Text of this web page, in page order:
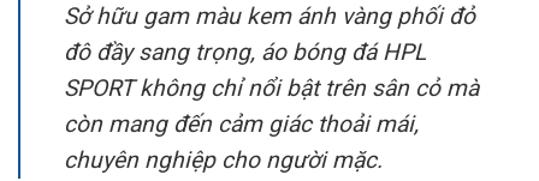
Sở hữu gam màu kem ánh vàng phối đỏ
đô đầy sang trọng, áo bóng đá HPL
SPORT không chỉ nổi bật trên sân cỏ mà
còn mang đến cảm giác thoải mái,
chuyên nghiệp cho người mặc.